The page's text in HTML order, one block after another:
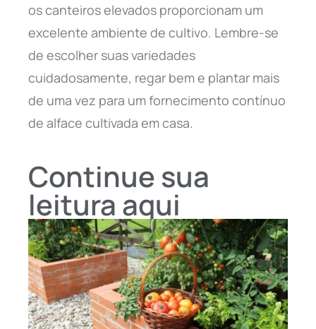
os canteiros elevados proporcionam um
excelente ambiente de cultivo. Lembre-se
de escolher suas variedades
cuidadosamente, regar bem e plantar mais
de uma vez para um fornecimento contínuo
de alface cultivada em casa.
Continue sua
leitura aqui